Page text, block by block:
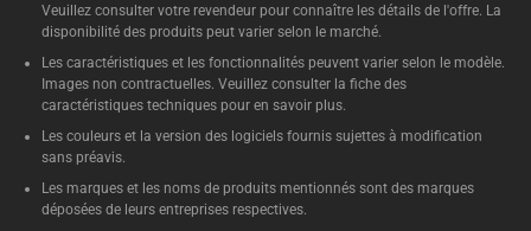
Veuillez consulter votre revendeur pour connaître les détails de l'offre. La
disponibilité des produits peut varier selon le marché.
Les caractéristiques et les fonctionnalités peuvent varier selon le modèle.
Images non contractuelles. Veuillez consulter la fiche des
caractéristiques techniques pour en savoir plus.
Les couleurs et la version des logiciels fournis sujettes à modification
sans préavis.
Les marques et les noms de produits mentionnés sont des marques
déposées de leurs entreprises respectives.